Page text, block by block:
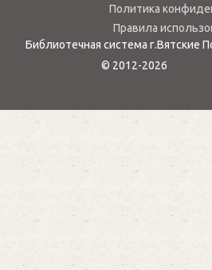
Политика
Правила
Библиотечная система г.Вятские
© 2012-2026